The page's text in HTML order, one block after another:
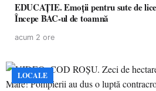
EDUCAȚIE. Emoții pentru sute de
Începe BAC-ul de toamnă
acum 2 ore
LOCALE